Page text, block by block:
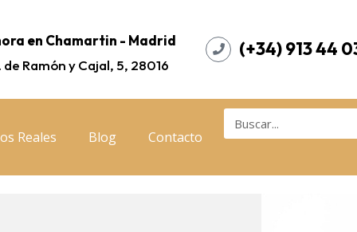
en Chamartin - Madrid
de Ramón y Cajal, 5, 28016
(+34) 913 44
Reales Blog Contacto